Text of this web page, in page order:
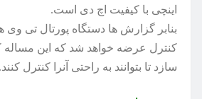
اینچی با کیفیت اچ دی است.
بنابر گزارش ها دستگاه پورتال تی وی
کنترل عرضه خواهد شد که این مساله
سازد تا بتوانند به راحتی آنرا کنترل کنند.